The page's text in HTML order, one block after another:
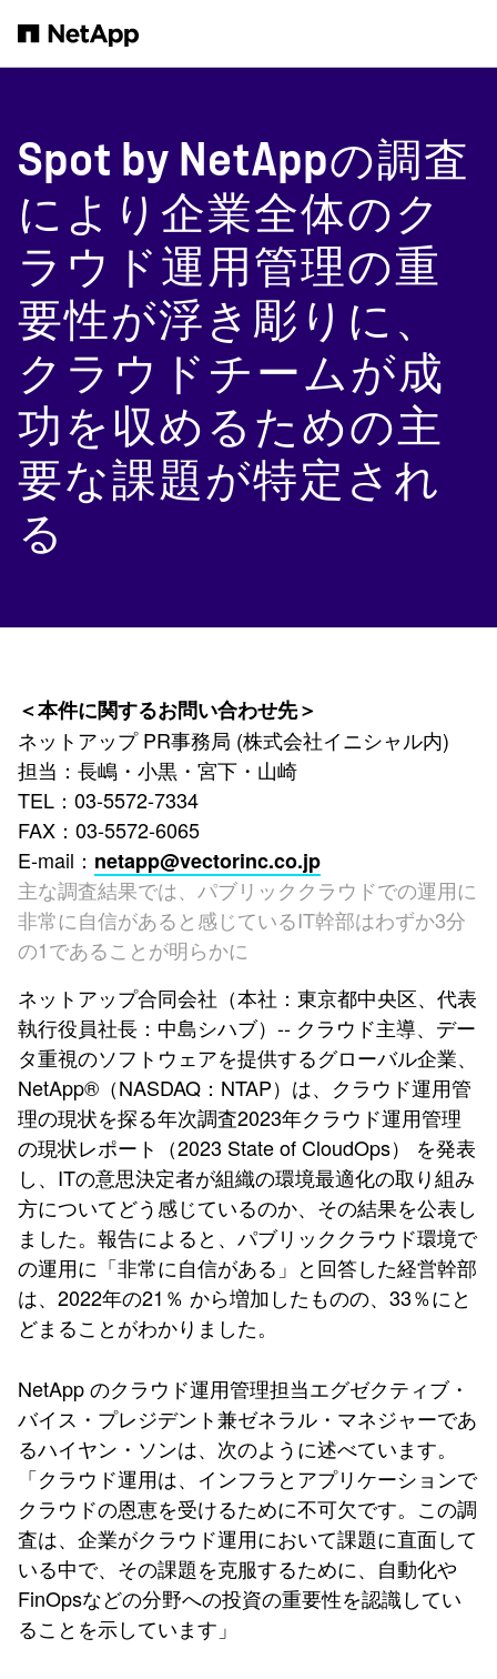
Spot by NetAppの調査
により企業全体のク
ラウド運用管理の重
要性が浮き彫りに、
クラウドチームが成
功を収めるための主
要な課題が特定され
る
＜本件に関するお問い合わせ先＞
ネットアップ PR事務局 (株式会社イニシャル内)
担当：長嶋・小黒・宮下・山崎
TEL：03-5572-7334
FAX：03-5572-6065
E-mail： netapp@vectorinc.co.jp
主な調査結果では、パブリッククラウドでの運用に
非常に自信があると感じているIT幹部はわずか3分
の1であることが明らかに
ネットアップ合同会社（本社：東京都中央区、代表
執行役員社長：中島シハブ）-- クラウド主導、デー
タ重視のソフトウェアを提供するグローバル企業、
NetApp®（NASDAQ：NTAP）は、クラウド運用管
理の現状を探る年次調査2023年クラウド運用管理
の現状レポート（2023 State of CloudOps） を発表
し、ITの意思決定者が組織の環境最適化の取り組み
方についてどう感じているのか、その結果を公表し
ました。報告によると、パブリッククラウド環境で
の運用に「非常に自信がある」と回答した経営幹部
は、2022年の21％ から増加したものの、33％にと
どまることがわかりました。
NetApp のクラウド運用管理担当エグゼクティブ・
バイス・プレジデント兼ゼネラル・マネジャーであ
るハイヤン・ソンは、次のように述べています。
「クラウド運用は、インフラとアプリケーションで
クラウドの恩恵を受けるために不可欠です。この調
査は、企業がクラウド運用において課題に直面して
いる中で、その課題を克服するために、自動化や
FinOpsなどの分野への投資の重要性を認識してい
ることを示しています」